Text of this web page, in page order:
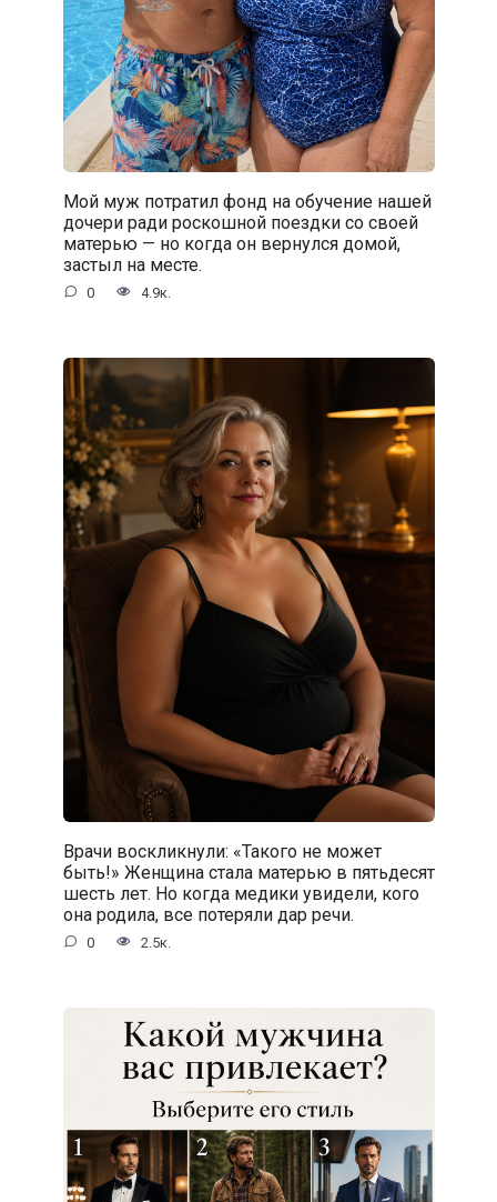
Мой муж потратил фонд на обучение нашей
дочери ради роскошной поездки со своей
матерью — но когда он вернулся домой,
застыл на месте.
0 4.9к.
Врачи воскликнули: «Такого не может
быть!» Женщина стала матерью в пятьдесят
шесть лет. Но когда медики увидели, кого
она родила, все потеряли дар речи.
0 2.5к.